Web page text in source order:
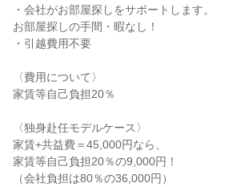
・会社がお部屋探しをサポートします。
お部屋探しの手間・暇なし！
・引越費用不要
〈費用について〉
家賃等自己負担20％
〈独身赴任モデルケース〉
家賃+共益費＝45,000円なら、
家賃等自己負担20％の9,000円！
（会社負担は80％の36,000円）